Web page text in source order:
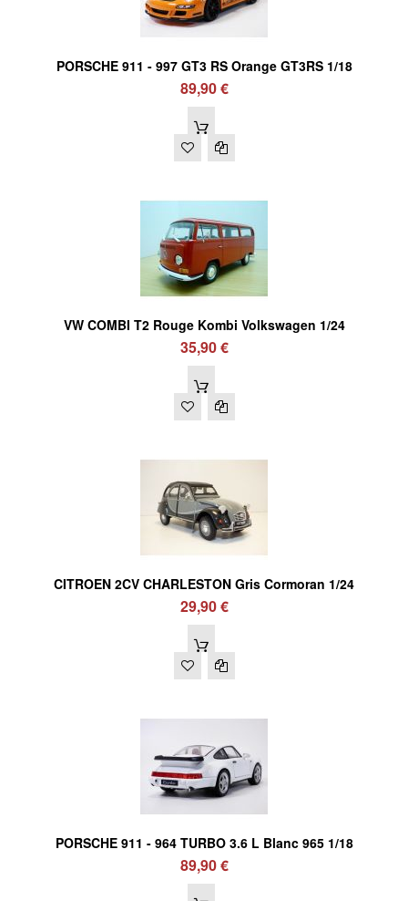
PORSCHE 911 - 997 GT3 RS Orange GT3RS 1/18
89,90 €
VW COMBI T2 Rouge Kombi Volkswagen 1/24
35,90 €
CITROEN 2CV CHARLESTON Gris Cormoran 1/24
29,90 €
PORSCHE 911 - 964 TURBO 3.6 L Blanc 965 1/18
89,90 €